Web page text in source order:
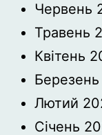
Червень
Травень
Квітень
Лютий
Січень